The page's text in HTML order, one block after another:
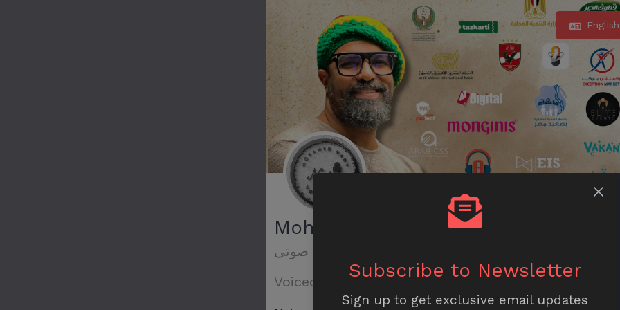
Mohamed Nady
معلق صوتى
Voiceover
Subscribe to Newsletter
Sign up to get exclusive email updates